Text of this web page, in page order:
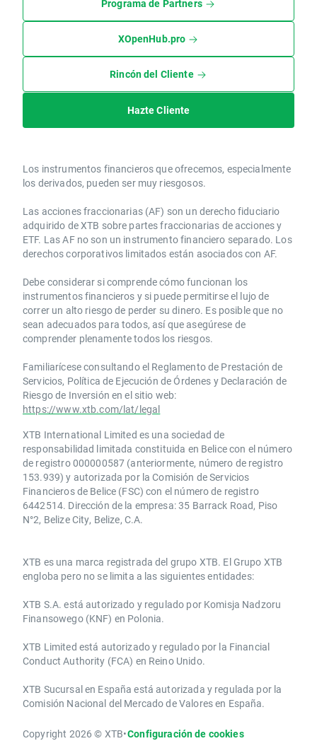
Programa de Partners
XOpenHub.pro
Rincón del Cliente
Hazte Cliente
Los instrumentos financieros que ofrecemos, especialmente
los derivados, pueden ser muy riesgosos.
Las acciones fraccionarias (AF) son un derecho fiduciario
adquirido de XTB sobre partes fraccionarias de acciones y
ETF. Las AF no son un instrumento financiero separado. Los
derechos corporativos limitados están asociados con AF.
Debe considerar si comprende cómo funcionan los
instrumentos financieros y si puede permitirse el lujo de
correr un alto riesgo de perder su dinero. Es posible que no
sean adecuados para todos, así que asegúrese de
comprender plenamente todos los riesgos.
Familiarícese consultando el Reglamento de Prestación de
Servicios, Política de Ejecución de Órdenes y Declaración de
Riesgo de Inversión en el sitio web:
https://www.xtb.com/lat/legal
XTB International Limited es una sociedad de
responsabilidad limitada constituida en Belice con el número
de registro 000000587 (anteriormente, número de registro
153.939) y autorizada por la Comisión de Servicios
Financieros de Belice (FSC) con el número de registro
6442514. Dirección de la empresa: 35 Barrack Road, Piso
N°2, Belize City, Belize, C.A.
​​XTB es una marca registrada del grupo XTB. El Grupo XTB
engloba pero no se limita a las siguientes entidades:
XTB S.A.​ está autorizado y regulado por Komisja Nadzoru
Finansowego (KNF) ​en Polonia.
XTB Limited ​está autorizado y regulado por la ​Financial
Conduct Authority ​(FCA) en ​​Reino Unido.
XTB Sucursal en España está autorizada y regulada por la
Comisión Nacional del Mercado de Valores en España.
Copyright 2026 © XTB•Configuración de cookies